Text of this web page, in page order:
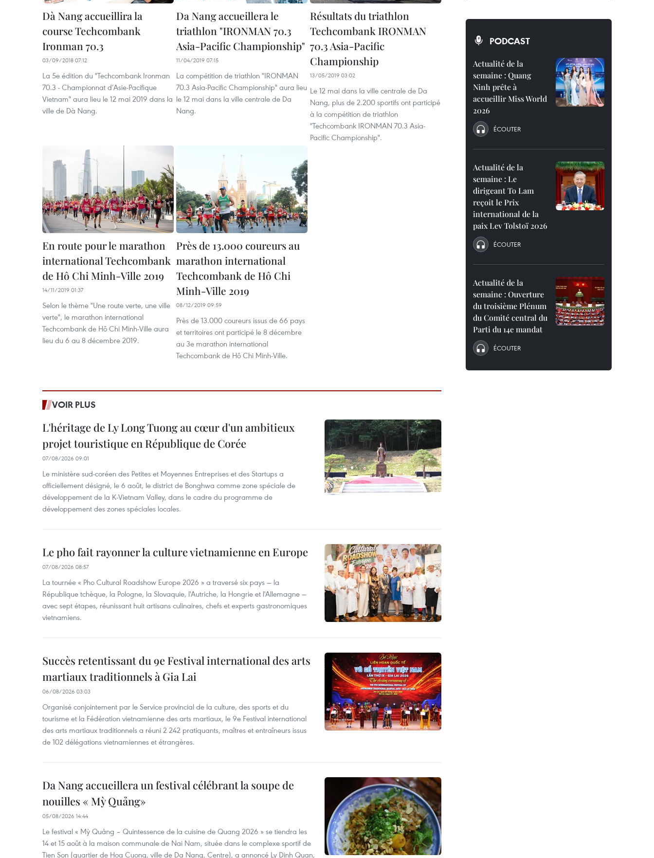
Dà Nang accueillira la
course Techcombank
Ironman 70.3
03/09/2018 07:12
La 5e édition du "Techcombank Ironman
70.3 - Championnat d’Asie-Pacifique
Vietnam" aura lieu le 12 mai 2019 dans la
ville de Dà Nang.
Da Nang accueillera le
triathlon "IRONMAN 70.3
Asia-Pacific Championship"
11/04/2019 07:15
La compétition de triathlon "IRONMAN
70.3 Asia-Pacific Championship" aura lieu
le 12 mai dans la ville centrale de Da
Nang.
Résultats du triathlon
Techcombank IRONMAN
70.3 Asia-Pacific
Championship
13/05/2019 03:02
Le 12 mai dans la ville centrale de Da
Nang, plus de 2.200 sportifs ont participé
à la compétition de triathlon
"Techcombank IRONMAN 70.3 Asia-
Pacific Championship".
En route pour le marathon
international Techcombank
de Hô Chi Minh-Ville 2019
14/11/2019 01:37
Selon le thème "Une route verte, une ville
verte", le marathon international
Techcombank de Hô Chi Minh-Ville aura
lieu du 6 au 8 décembre 2019.
Près de 13.000 coureurs au
marathon international
Techcombank de Hô Chi
Minh-Ville 2019
08/12/2019 09:59
Près de 13.000 coureurs issus de 66 pays
et territoires ont participé le 8 décembre
au 3e marathon international
Techcombank de Hô Chi Minh-Ville.
VOIR PLUS
L'héritage de Ly Long Tuong au cœur d'un ambitieux
projet touristique en République de Corée
07/08/2026 09:01
Le ministère sud-coréen des Petites et Moyennes Entreprises et des Startups a
officiellement désigné, le 6 août, le district de Bonghwa comme zone spéciale de
développement de la K-Vietnam Valley, dans le cadre du programme de
développement des zones spéciales locales.
Le pho fait rayonner la culture vietnamienne en Europe
07/08/2026 08:57
La tournée « Pho Cultural Roadshow Europe 2026 » a traversé six pays — la
République tchèque, la Pologne, la Slovaquie, l'Autriche, la Hongrie et l'Allemagne —
avec sept étapes, réunissant huit artisans culinaires, chefs et experts gastronomiques
vietnamiens.
Succès retentissant du 9e Festival international des arts
martiaux traditionnels à Gia Lai
06/08/2026 03:03
Organisé conjointement par le Service provincial de la culture, des sports et du
tourisme et la Fédération vietnamienne des arts martiaux, le 9e Festival international
des arts martiaux traditionnels a réuni 2 242 pratiquants, maîtres et entraîneurs issus
de 102 délégations vietnamiennes et étrangères.
Da Nang accueillera un festival célébrant la soupe de
nouilles « Mỳ Quảng»
05/08/2026 14:44
Le festival « Mỳ Quảng – Quintessence de la cuisine de Quang 2026 » se tiendra les
14 et 15 août à la maison communale de Nai Nam, située dans le complexe sportif de
Tien Son (quartier de Hoa Cuong, ville de Da Nang, Centre), a annoncé Ly Dinh Quan,
PODCAST
Actualité de la
semaine : Quang
Ninh prête à
accueillir Miss World
2026
ÉCOUTER
Actualité de la
semaine : Le
dirigeant To Lam
reçoit le Prix
international de la
paix Lev Tolstoï 2026
ÉCOUTER
Actualité de la
semaine : Ouverture
du troisième Plénum
du Comité central du
Parti du 14e mandat
ÉCOUTER